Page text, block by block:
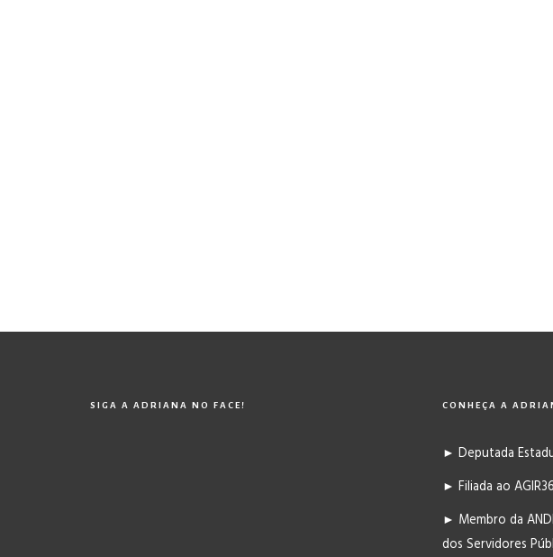
SIGA A ADRIANA NO FACE! CONHEÇA A
► Deputada
► Filiada ao AGIR36
► Membro da
dos Servidores